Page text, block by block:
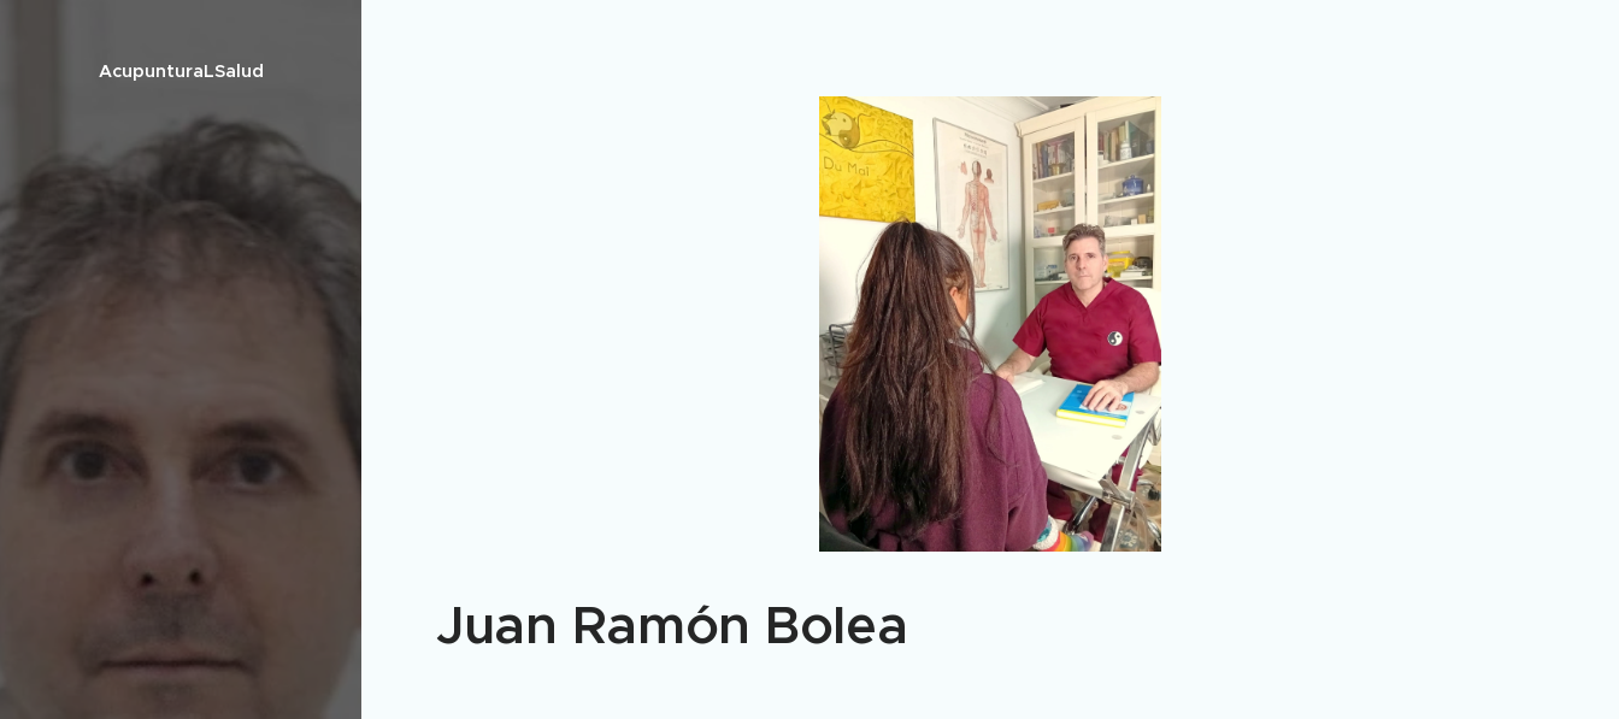
AcupunturaLSalud
Juan Ramón Bolea